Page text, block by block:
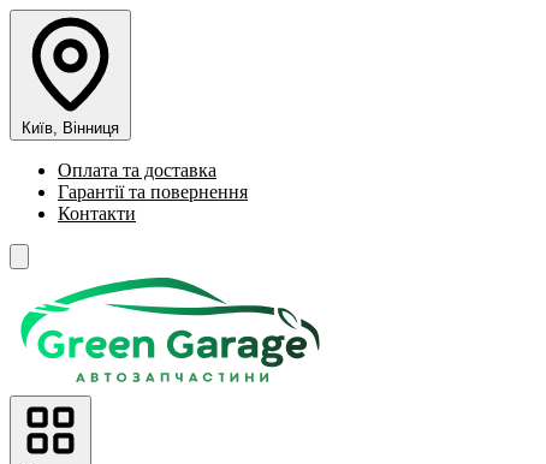
Київ, Вінниця
Оплата та доставка
Гарантії та повернення
Контакти